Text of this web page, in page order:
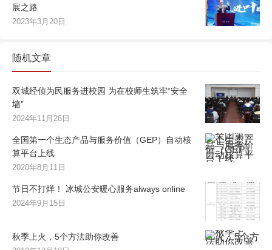
展之路
2023年3月20日
随机文章
双城经侦为民服务进校园 为在校师生筑牢“安全
墙”
2024年11月26日
全国第一个生态产品与服务价值（GEP）自动核
算平台上线
2020年8月11日
节日不打烊！ 冰城公安暖心服务always online
2024年9月15日
秋季上火，5个方法助你改善